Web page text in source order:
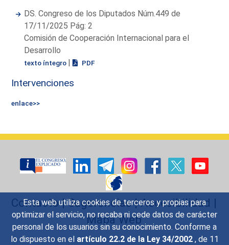
Esta web utiliza cookies de terceros y propias para
optimizar el servicio, no recaba ni cede datos de carácter
personal de los usuarios sin su conocimiento. Conforme a
lo dispuesto en el artículo 22.2 de la Ley 34/2002 , de 11
DS. Congreso de los Diputados Núm.449 de
17/11/2025 Pág: 2
Comisión de Cooperación Internacional para el
Desarrollo
texto íntegro | PDF
Intervenciones
enlace>>
Contacto|Sugerencias|Accesibilidad |
Mapa Web